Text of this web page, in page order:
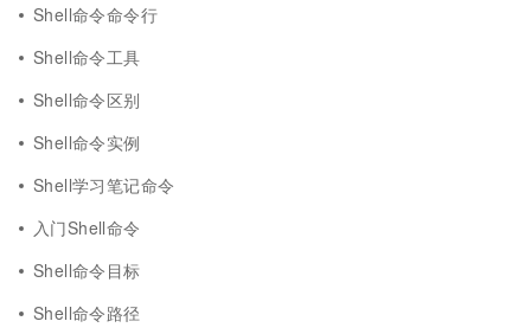
Shell命令命令行
Shell命令工具
Shell命令区别
Shell命令实例
Shell学习笔记命令
入门Shell命令
Shell命令目标
Shell命令路径